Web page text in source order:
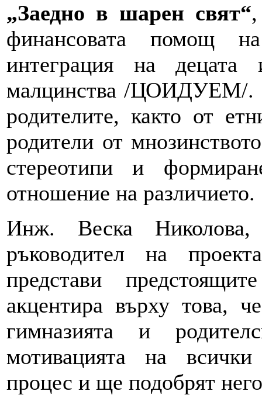
„Заедно в шарен свят“
финансовата помощ
интеграция на децата
малцинства /ЦОИДУЕМ/.
родителите, както от
родители от
стереотипи и
отношение на различието.
Инж. Веска
ръководител на
представи
акцентира върху това,
гимназията и
мотивацията на
процес и ще подобрят